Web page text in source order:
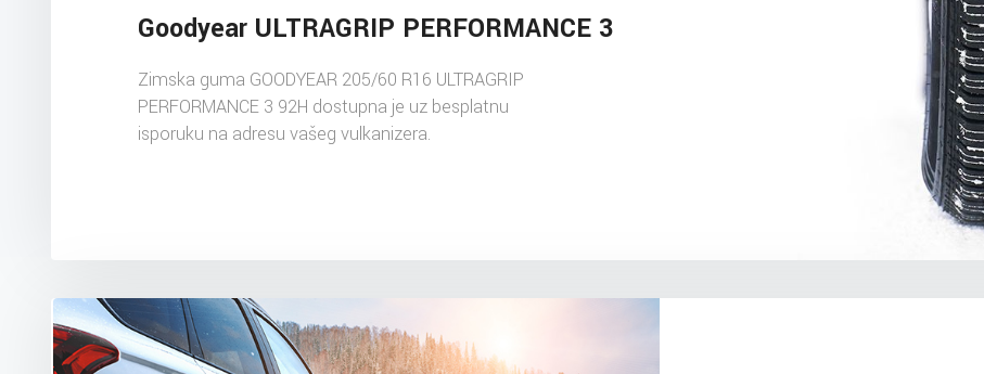
Goodyear ULTRAGRIP PERFORMANCE 3
Zimska guma GOODYEAR 205/60 R16 ULTRAGRIP
PERFORMANCE 3 92H dostupna je uz besplatnu
isporuku na adresu vašeg vulkanizera.